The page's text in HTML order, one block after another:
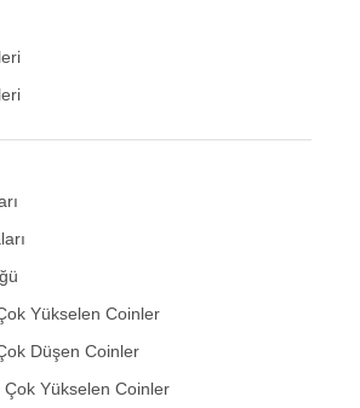
Yükselen Coinler
Düşen Coinler
Yükselen Coinler